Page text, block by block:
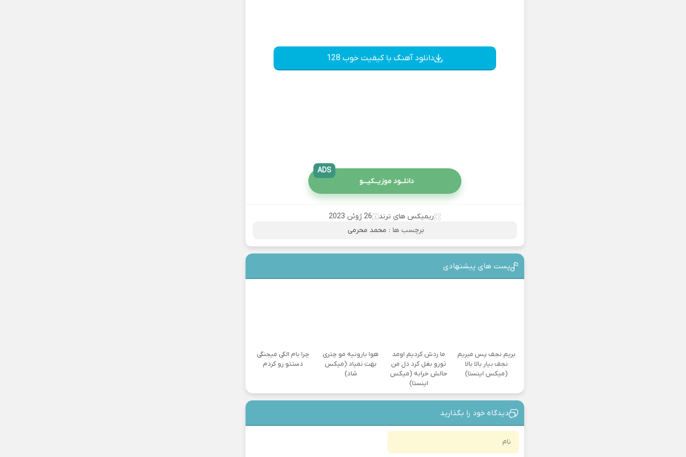
دانلود آهنگ با کیفیت خوب 128
دانلــود موزیــکیـــو
ADS
ریمیکس های ترند
26 ژوئن 2023
برچسب ها : محمد محرمی
پست های پیشنهادی
بریم نجف پس میریم
نجف بیار بالا بالا
(میکس اینستا)
ما ردش کردیم اومد
تورو بغل کرد دل من
حالش خرابه (میکس
اینستا)
هوا بارونیه مو چتری
بهت نمیاد (میکس
شاد)
چرا بام الکی میجنگی
دستتو رو کردم
دیدگاه خود را بگذارید